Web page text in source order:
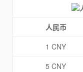
人民币
1 CNY
5 CNY